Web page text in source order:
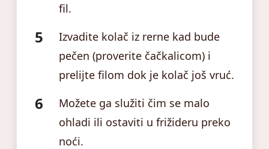
fil.
Izvadite kolač iz rerne kad bude
pečen (proverite čačkalicom) i
prelijte filom dok je kolač još vruć.
Možete ga služiti čim se malo
ohladi ili ostaviti u frižideru preko
noći.